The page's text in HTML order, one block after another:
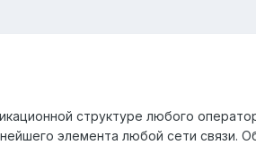
структуре любого
элемента любой сети связи.